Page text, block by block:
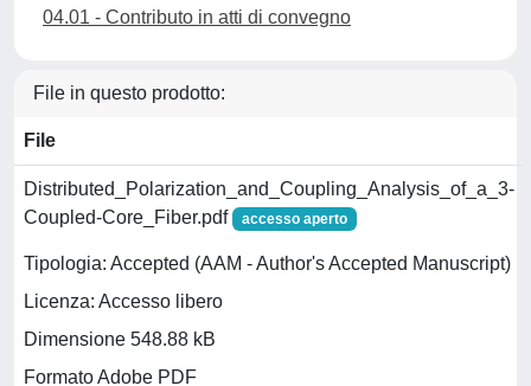
04.01 - Contributo in atti di convegno
File in questo prodotto:
File
Distributed_Polarization_and_Coupling_Analysis_of_a_3-
Coupled-Core_Fiber.pdf
accesso aperto
Tipologia: Accepted (AAM - Author's Accepted Manuscript)
Licenza: Accesso libero
Dimensione 548.88 kB
Formato Adobe PDF